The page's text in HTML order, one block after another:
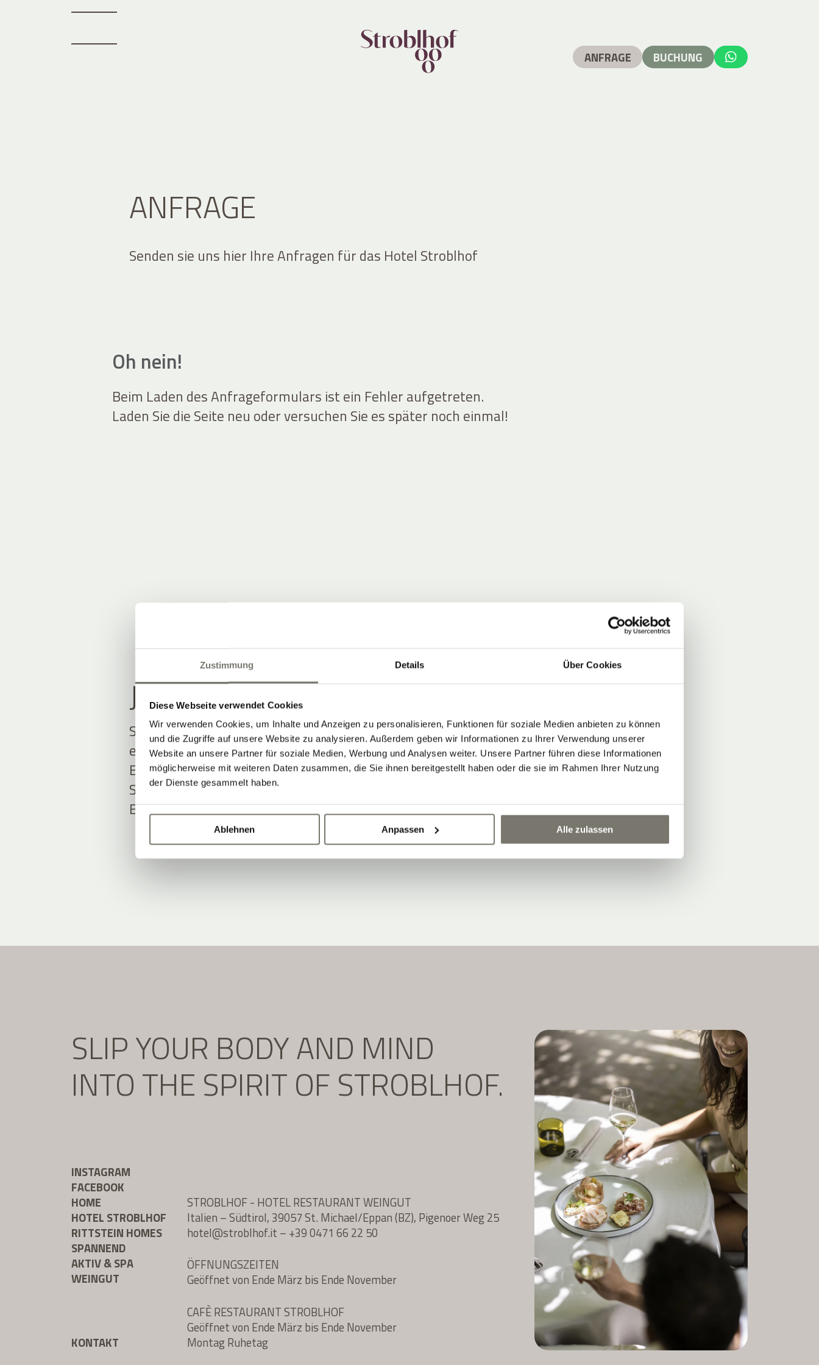
Zustimmung Details Über Cookies
Diese Webseite verwendet Cookies
Wir verwenden Cookies, um Inhalte und Anzeigen zu personalisieren, Funktionen für soziale Medien anbieten zu können
und die Zugriffe auf unsere Website zu analysieren. Außerdem geben wir Informationen zu Ihrer Verwendung unserer
Website an unsere Partner für soziale Medien, Werbung und Analysen weiter. Unsere Partner führen diese Informationen
möglicherweise mit weiteren Daten zusammen, die Sie ihnen bereitgestellt haben oder die sie im Rahmen Ihrer Nutzung
der Dienste gesammelt haben.
Ablehnen Anpassen Alle zulassen
ANFRAGE
Senden sie uns hier Ihre Anfragen für das Hotel Stroblhof
Oh nein!
Beim Laden des Anfrageformulars ist ein Fehler aufgetreten.
Laden Sie die Seite neu oder versuchen Sie es später noch einmal!
JOIN THE COMMUNITY
Seien Sie unter den Ersten, die Neuigkeiten vom Stroblhof
erfahren.
Exklusive Angebote und Aktuelles aus unserem Weinhotel in
Südtirol erwarten Sie.
Einfach ausfüllen und Newsletter abonnieren:
SLIP YOUR BODY AND MIND
INTO THE SPIRIT OF STROBLHOF.
INSTAGRAM
FACEBOOK
HOME
HOTEL STROBLHOF
RITTSTEIN HOMES
SPANNEND
AKTIV & SPA
WEINGUT
KONTAKT
STROBLHOF - HOTEL RESTAURANT WEINGUT
Italien – Südtirol, 39057 St. Michael/Eppan (BZ), Pigenoer Weg 25
hotel@stroblhof.it – +39 0471 66 22 50
ÖFFNUNGSZEITEN
Geöffnet von Ende März bis Ende November
CAFÈ RESTAURANT STROBLHOF
Geöffnet von Ende März bis Ende November
Montag Ruhetag
ANFRAGE BUCHUNG